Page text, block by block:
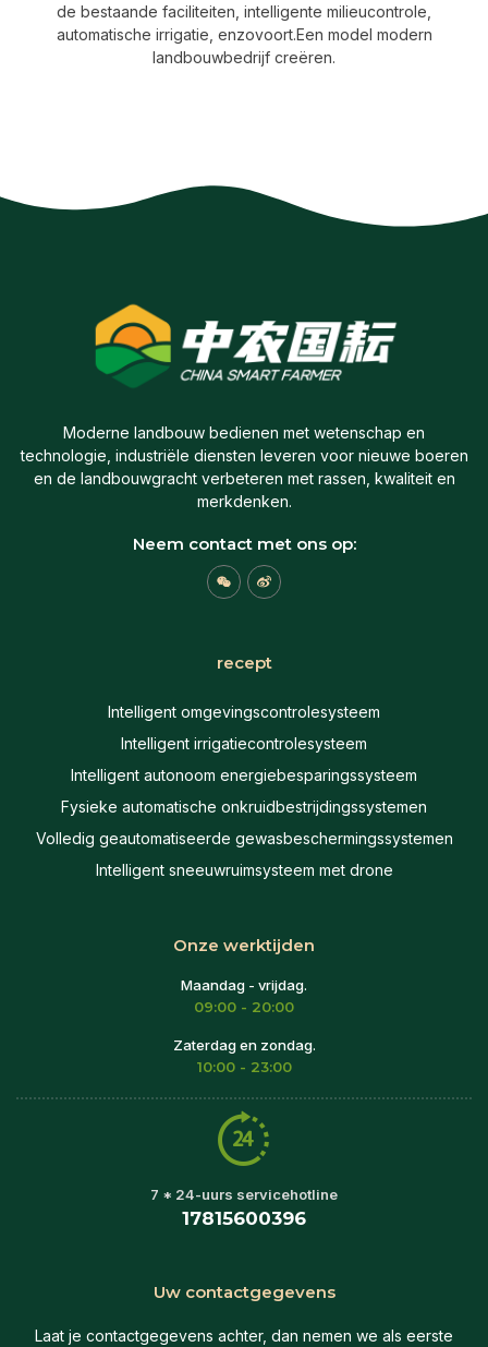
de bestaande faciliteiten, intelligente milieucontrole,
automatische irrigatie, enzovoort.Een model modern
landbouwbedrijf creëren.
Moderne landbouw bedienen met wetenschap en
technologie, industriële diensten leveren voor nieuwe boeren
en de landbouwgracht verbeteren met rassen, kwaliteit en
merkdenken.
Neem contact met ons op:
W
e
W
e
recept
Intelligent omgevingscontrolesysteem
Intelligent irrigatiecontrolesysteem
Intelligent autonoom energiebesparingssysteem
Fysieke automatische onkruidbestrijdingssystemen
Volledig geautomatiseerde gewasbeschermingssystemen
Intelligent sneeuwruimsysteem met drone
Onze werktijden
Maandag - vrijdag.
09:00 - 20:00
Zaterdag en zondag.
10:00 - 23:00
7 * 24-uurs servicehotline
17815600396
Uw contactgegevens
Laat je contactgegevens achter, dan nemen we als eerste